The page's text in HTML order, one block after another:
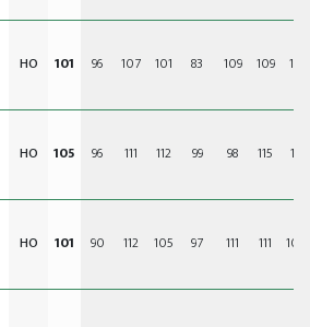
HO 101 96 107 101 83 109 109 117
HO 105 96 111 112 99 98 115 111
HO 101 90 112 105 97 111 111 104